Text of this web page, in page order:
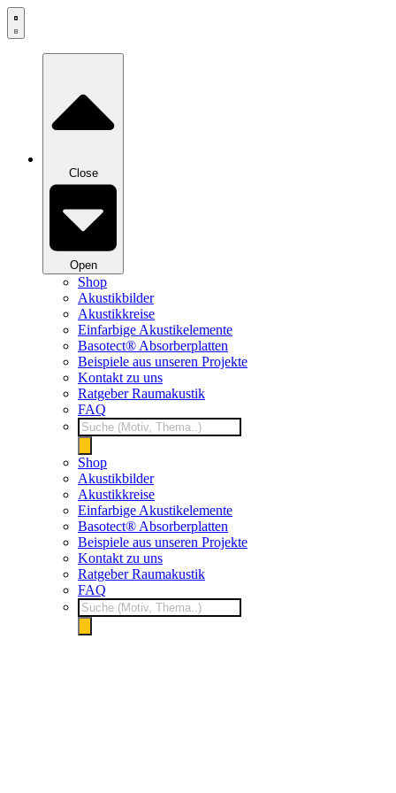
Zum
Inhalt
Close
Open
Shop
Akustikbilder
Akustikkreise
Einfarbige Akustikelemente
Basotect® Absorberplatten
Beispiele aus unseren Projekte
Kontakt zu uns
Ratgeber Raumakustik
FAQ
Products
search
Shop
Akustikbilder
Akustikkreise
Einfarbige Akustikelemente
Basotect® Absorberplatten
Beispiele aus unseren Projekte
Kontakt zu uns
Ratgeber Raumakustik
FAQ
Products
search